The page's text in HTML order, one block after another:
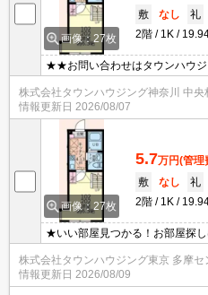
画像：27枚
敷
なし 礼
2階
1K
★★お問い合わせはタウンハウ
株式会社タウンハウジング神奈川 中央
情報更新日 2026/08/07
画像：27枚
5.7万円(管理
敷
なし 礼
2階
1K
★いい部屋見つかる！お部屋探
株式会社タウンハウジング東京 多摩セ
情報更新日 2026/08/09